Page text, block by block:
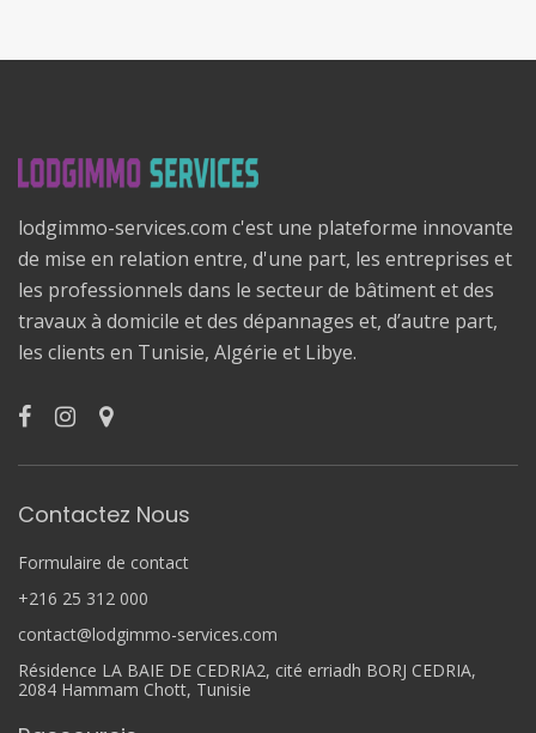
lodgimmo-services.com c'est une plateforme innovante
de mise en relation entre, d'une part, les entreprises et
les professionnels dans le secteur de bâtiment et des
travaux à domicile et des dépannages et, d’autre part,
les clients en Tunisie, Algérie et Libye.
Contactez Nous
Formulaire de contact
+216 25 312 000
contact@lodgimmo-services.com
Résidence LA BAIE DE CEDRIA2, cité erriadh BORJ CEDRIA,
2084 Hammam Chott, Tunisie